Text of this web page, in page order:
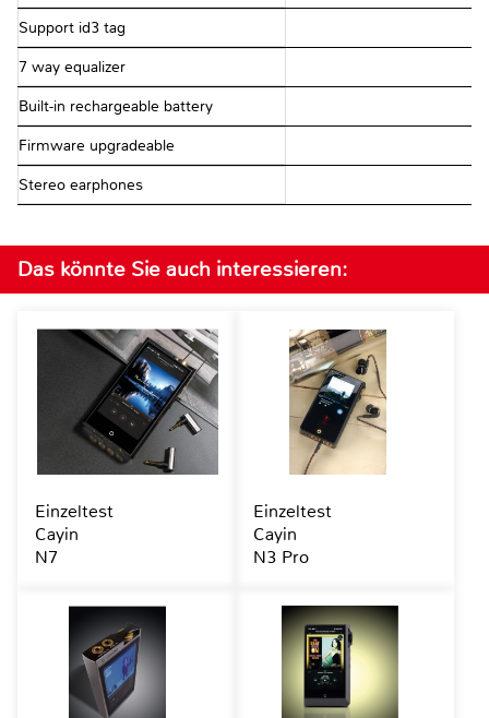
Support id3 tag
7 way equalizer
Built-in rechargeable battery
Firmware upgradeable
Stereo earphones
Das könnte Sie auch interessieren:
Einzeltest
Cayin
N7
Einzeltest
Cayin
N3 Pro